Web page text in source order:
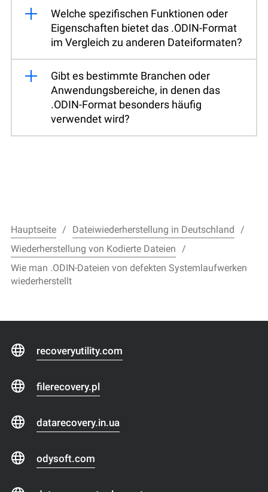
Welche spezifischen Funktionen oder
Eigenschaften bietet das .ODIN-Format
im Vergleich zu anderen Dateiformaten?
Gibt es bestimmte Branchen oder
Anwendungsbereiche, in denen das
.ODIN-Format besonders häufig
verwendet wird?
Hauptseite
Dateiwiederherstellung in Deutschland
Wiederherstellung von Kodierte Dateien
Wie man .ODIN-Dateien von defekten Systemlaufwerken
wiederherstellt
recoveryutility.com
filerecovery.pl
datarecovery.in.ua
odysoft.com